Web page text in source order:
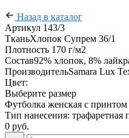
Назад в каталог
Артикул 143/3
ТканьХлопок Супрем 36/1
Плотность 170 г/м2
Состав92% хлопок, 8%
ПроизводительSamara Lux
Цвет:
Выберите размер
Футболка женская с
Тип нанесения: трафаретная
0 руб.